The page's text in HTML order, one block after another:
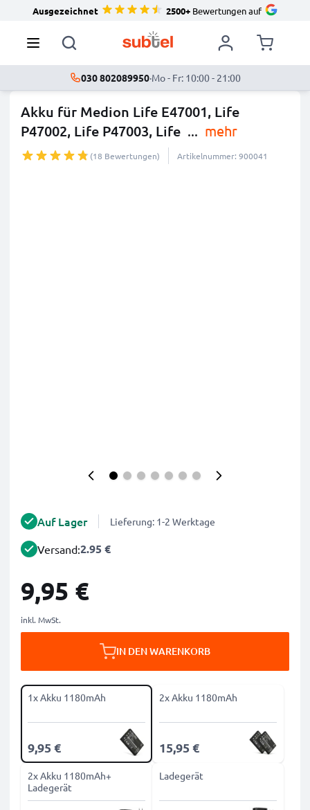
Ausgezeichnet 2500+Bewertungen auf
030 802089950·Mo - Fr: 10:00 - 21:00
Akku für Medion Life E47001, Life
P47002, Life P47003, Life ... mehr
(18 Bewertungen) Artikelnummer: 900041
Auf Lager Lieferung: 1-2 Werktage
Versand:2.95 €
9,95 €
inkl. MwSt.
IN DEN WARENKORB
1x Akku 1180mAh
9,95 €
2x Akku 1180mAh
15,95 €
2x Akku 1180mAh+
Ladegerät
Ladegerät